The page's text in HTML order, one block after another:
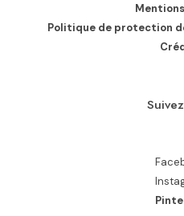
Politique de protection